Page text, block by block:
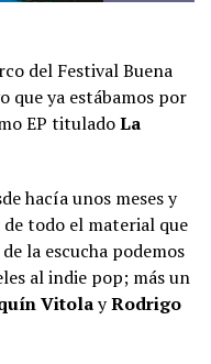
del Festival Buena
que ya estábamos por
EP tituladoLa
hacía unos meses y
todo el material que
la escucha podemos
al indie pop; más un
VitolayRodrigo